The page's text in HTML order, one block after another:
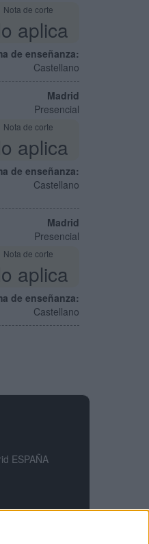
Nota de corte
aplica
de enseñanza:
Castellano
Madrid
Presencial
Nota de corte
aplica
de enseñanza:
Castellano
Madrid
Presencial
Nota de corte
aplica
de enseñanza:
Castellano
ESPAÑA